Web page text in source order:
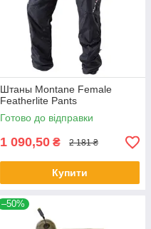
Штаны Montane Female
Featherlite Pants
Готово до відправки
1 090,50 ₴ 2 181 ₴
Купити
–50%